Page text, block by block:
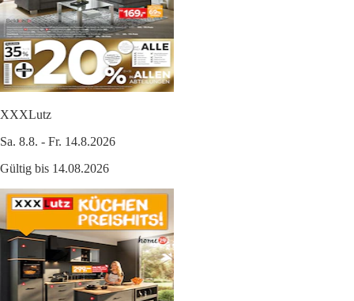
XXXLutz
Sa. 8.8. - Fr. 14.8.2026
Gültig bis 14.08.2026